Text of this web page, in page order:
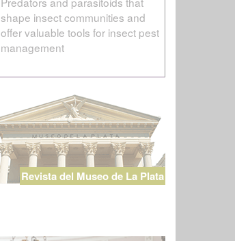
shape insect communities and
offer valuable tools for insect pest
management
Revista del Museo de La Plata